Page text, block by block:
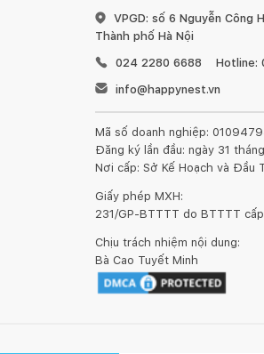
VPGD: số 6 Nguyễn Công
Thành phố Hà Nội
024 2280 6688
Hotline:
info@happynest.vn
Mã số doanh nghiệp:
Đăng ký lần đầu: ngày 31
Nơi cấp: Sở Kế Hoạch và Đầu
Giấy phép MXH:
231/GP-BTTTT do BTTTT
Chịu trách nhiệm nội dung:
Bà Cao Tuyết Minh